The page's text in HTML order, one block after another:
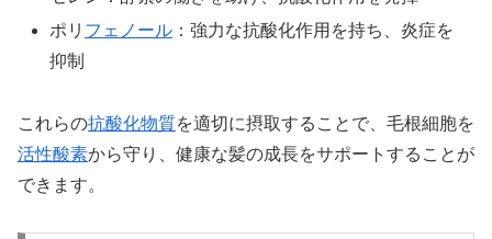
ポリ フェノール ：強力な抗酸化作用を持ち、炎症を
抑制
これらの抗酸化物質を適切に摂取することで、毛根細胞を
活性酸素から守り、健康な髪の成長をサポートすることが
できます。